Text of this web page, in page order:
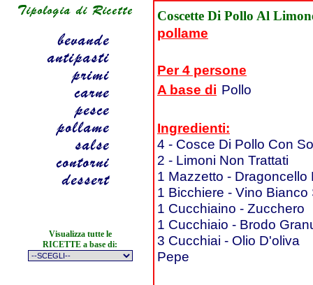
Visualizza tutte le
RICETTE a base di:
Coscette Di Pollo Al
pollame
Per 4 persone
A base di Pollo
Ingredienti:
4 - Cosce Di Pollo Con
2 - Limoni Non Trattati
1 Mazzetto - Dragoncello
1 Bicchiere - Vino Bianco
1 Cucchiaino - Zucchero
1 Cucchiaio - Brodo
3 Cucchiai - Olio D'oliva
Pepe